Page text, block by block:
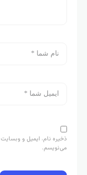
ذخیره نام، ایمیل و
می‌نویسم.